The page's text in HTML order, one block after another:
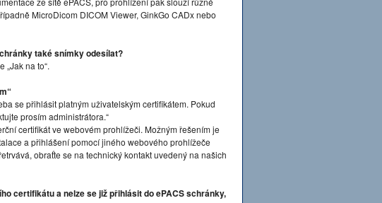
MicroDicom DICOM Viewer, GinkGo CADx nebo
také snímky odesílat?
na to“.
se přihlásit platným uživatelským certifikátem. Pokud
prosím administrátora.“
certifikát ve webovém prohlížeči. Možným řešením je
a přihlášení pomocí jiného webového prohlížeče
obraťte se na technický kontakt uvedený na našich
certifikátu a nelze se již přihlásit do ePACS schránky,